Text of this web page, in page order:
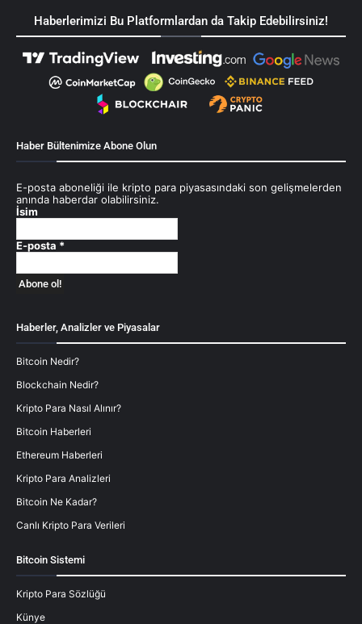
Haberlerimizi Bu Platformlardan da Takip Edebilirsiniz!
Haber Bültenimize Abone Olun
E-posta aboneliği ile kripto para piyasasındaki son gelişmelerden
anında haberdar olabilirsiniz.
İsim
E-posta *
Haberler, Analizler ve Piyasalar
Bitcoin Nedir?
Blockchain Nedir?
Kripto Para Nasıl Alınır?
Bitcoin Haberleri
Ethereum Haberleri
Kripto Para Analizleri
Bitcoin Ne Kadar?
Canlı Kripto Para Verileri
Bitcoin Sistemi
Kripto Para Sözlüğü
Künye